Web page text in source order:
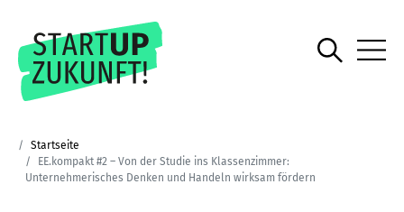
Startseite
EE.kompakt #2 – Von der Studie ins Klassenzimmer:
Unternehmerisches Denken und Handeln wirksam fördern